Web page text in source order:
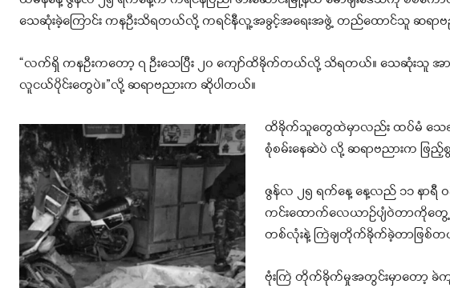
သေဆုံးခဲ့ကြောင်း ကနဦးသိရတယ်လို့ ကရင်နီလူ့အခွင့်အရေးအဖွဲ့ တည်ထောင်‌သူ ဆရာဗည
“လက်ရှိ ကနဦးကတော့ ၇ ဦးသေပြီး ၂၀ ကျော်ထိခိုက်တယ်လို့ သိရတယ်။ သေဆုံးသူ အ
လူငယ်ပိုင်းတွေပဲ။”လို့ ဆရာဗညားက ဆိုပါတယ်။
ထိခိုက်သူတွေထဲမှာလည်း ထပ်မံ သေဆုံ
စုံစမ်းနေဆဲပဲ လို့ ဆရာဗညားက ဖြည့်
ဇွန်လ ၂၅ ရက်နေ့ နေ့လည် ၁၁ နာရီ ဝန်
ကင်းထောက်လေယာဉ်ပျံဝဲတာကိုတွေ့ခဲ့
တစ်လုံးနဲ့ ကြဲချတိုက်ခိုက်ခဲ့တာဖြစ်
ဗုံးကြဲ တိုက်ခိုက်မှုအတွင်းမှာတော့ ခဲ